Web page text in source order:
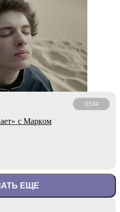
03.04
с Марком
ЕЩЕ